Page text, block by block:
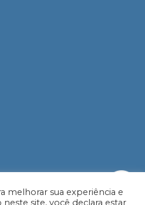
melhorar sua experiência e
site, você declara estar